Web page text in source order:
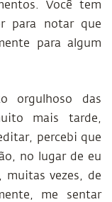
Você tem
para notar que
para algum
orgulhoso das
mais tarde,
percebi que
no lugar de eu
muitas vezes, de
me sentar